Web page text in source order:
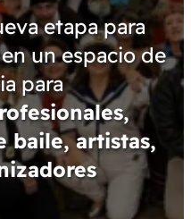
etapa para
un espacio de
para
baile, artistas,